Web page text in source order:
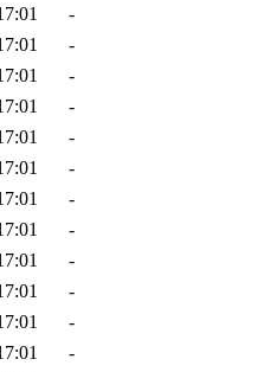
-
-
-
-
-
-
-
-
-
-
-
-